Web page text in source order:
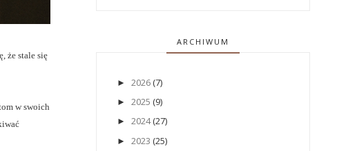
że stale się
w swoich
ARCHIWUM
►2026 (7)
►2025 (9)
►2024(27)
►2023 (25)